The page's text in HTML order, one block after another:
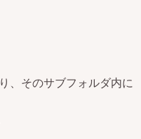
、そのサブフォルダ内に